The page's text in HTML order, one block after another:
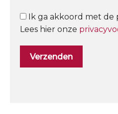
Ik ga akkoord met de
Lees hier onze